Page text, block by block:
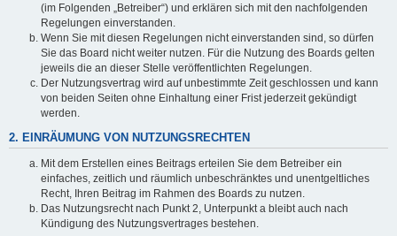
(im Folgenden „Betreiber“) und erklären sich mit den nachfolgenden
Regelungen einverstanden.
Wenn Sie mit diesen Regelungen nicht einverstanden sind, so dürfen
Sie das Board nicht weiter nutzen. Für die Nutzung des Boards gelten
jeweils die an dieser Stelle veröffentlichten Regelungen.
Der Nutzungsvertrag wird auf unbestimmte Zeit geschlossen und kann
von beiden Seiten ohne Einhaltung einer Frist jederzeit gekündigt
werden.
2. EINRÄUMUNG VON NUTZUNGSRECHTEN
Mit dem Erstellen eines Beitrags erteilen Sie dem Betreiber ein
einfaches, zeitlich und räumlich unbeschränktes und unentgeltliches
Recht, Ihren Beitrag im Rahmen des Boards zu nutzen.
Das Nutzungsrecht nach Punkt 2, Unterpunkt a bleibt auch nach
Kündigung des Nutzungsvertrages bestehen.